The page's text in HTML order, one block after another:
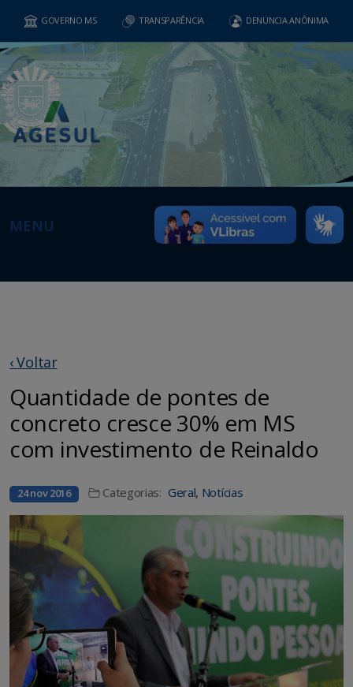
GOVERNO MS TRANSPARÊNCIA DENUNCIA ANÔNIMA
MENU
‹ Voltar
Quantidade de pontes de
concreto cresce 30% em MS
com investimento de Reinaldo
24 nov 2016 Categorias: Geral, Notícias